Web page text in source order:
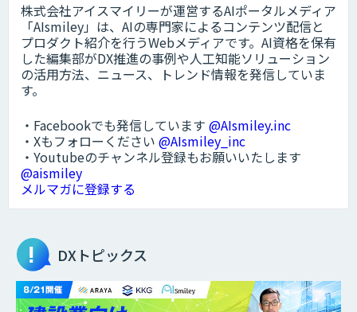
株式会社アイスマイリーが運営するAIポータルメディア
「AIsmiley」は、AIの専門家によるコンテンツ配信と
プロダクト紹介を行うWebメディアです。AI資格を保有
した編集部がDX推進の事例や人工知能ソリューション
の活用方法、ニュース、トレンド情報を発信していま
す。
・Facebookでも発信しています @AIsmiley.inc
・Xもフォローください @AIsmiley_inc
・Youtubeのチャンネル登録もお願いいたします
@aismiley
メルマガに登録する
DXトピックス